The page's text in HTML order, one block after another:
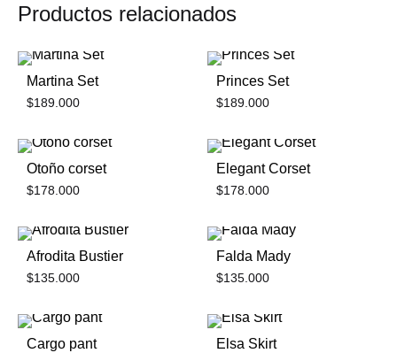
Productos relacionados
Martina Set
$189.000
Princes Set
$189.000
Otoño corset
$178.000
Elegant Corset
$178.000
Afrodita Bustier
$135.000
Falda Mady
$135.000
Cargo pant Elsa Skirt